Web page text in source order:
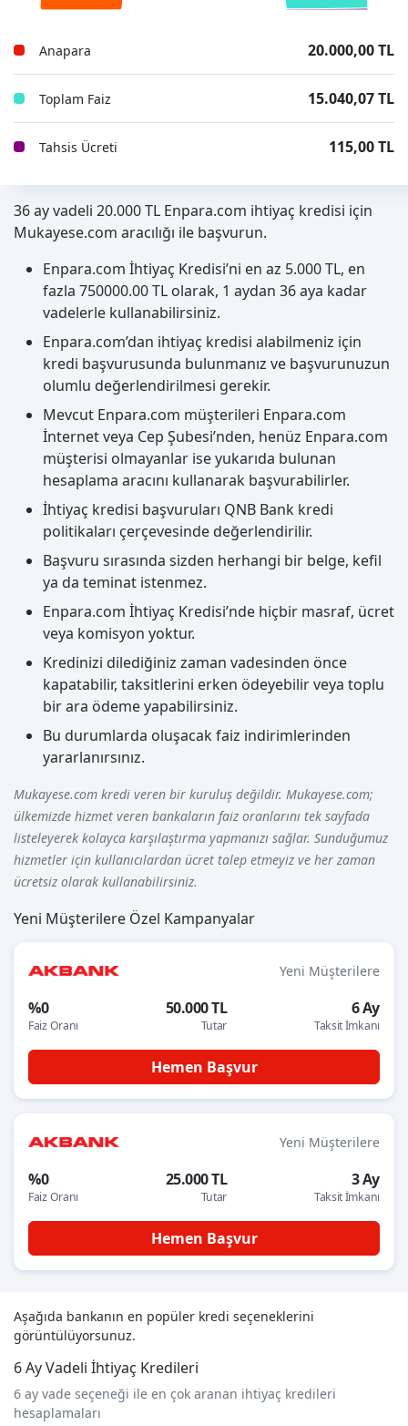
Anapara 20.000,00 TL
Toplam Faiz 15.040,07 TL
Tahsis Ücreti 115,00 TL
36 ay vadeli 20.000 TL Enpara.com ihtiyaç kredisi için
Mukayese.com aracılığı ile başvurun.
Enpara.com İhtiyaç Kredisi’ni en az 5.000 TL, en
fazla 750000.00 TL olarak, 1 aydan 36 aya kadar
vadelerle kullanabilirsiniz.
Enpara.com’dan ihtiyaç kredisi alabilmeniz için
kredi başvurusunda bulunmanız ve başvurunuzun
olumlu değerlendirilmesi gerekir.
Mevcut Enpara.com müşterileri Enpara.com
İnternet veya Cep Şubesi’nden, henüz Enpara.com
müşterisi olmayanlar ise yukarıda bulunan
hesaplama aracını kullanarak başvurabilirler.
İhtiyaç kredisi başvuruları QNB Bank kredi
politikaları çerçevesinde değerlendirilir.
Başvuru sırasında sizden herhangi bir belge, kefil
ya da teminat istenmez.
Enpara.com İhtiyaç Kredisi’nde hiçbir masraf, ücret
veya komisyon yoktur.
Kredinizi dilediğiniz zaman vadesinden önce
kapatabilir, taksitlerini erken ödeyebilir veya toplu
bir ara ödeme yapabilirsiniz.
Bu durumlarda oluşacak faiz indirimlerinden
yararlanırsınız.
Mukayese.com kredi veren bir kuruluş değildir. Mukayese.com;
ülkemizde hizmet veren bankaların faiz oranlarını tek sayfada
listeleyerek kolayca karşılaştırma yapmanızı sağlar. Sunduğumuz
hizmetler için kullanıcılardan ücret talep etmeyiz ve her zaman
ücretsiz olarak kullanabilirsiniz.
Yeni Müşterilere Özel Kampanyalar
Yeni Müşterilere
%0
Faiz Oranı
50.000 TL
Tutar
6 Ay
Taksit İmkanı
Hemen Başvur
Yeni Müşterilere
%0
Faiz Oranı
25.000 TL
Tutar
3 Ay
Taksit İmkanı
Hemen Başvur
Aşağıda bankanın en popüler kredi seçeneklerini
görüntülüyorsunuz.
6 Ay Vadeli İhtiyaç Kredileri
6 ay vade seçeneği ile en çok aranan ihtiyaç kredileri
hesaplamaları